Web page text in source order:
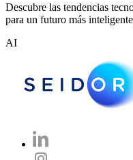
Descubre las tendencias
para un futuro más
AI